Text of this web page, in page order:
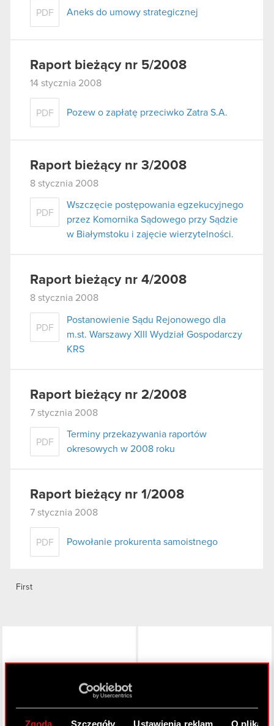
Zgoda Szczegóły Ustawienia reklam O
PDF Aneks do umowy strategicznej
Raport bieżący nr 5/2008
14 stycznia 2008
PDF Pozew o zapłatę przeciwko Zatra S.A.
Raport bieżący nr 3/2008
8 stycznia 2008
PDF
Wszczęcie postępowania egzekucyjnego
przez Komornika Sądowego przy Sądzie
w Białymstoku i zajęcie wierzytelności.
Raport bieżący nr 4/2008
8 stycznia 2008
PDF
Postanowienie Sądu Rejonowego dla
m.st. Warszawy XIII Wydział Gospodarczy
KRS
Raport bieżący nr 2/2008
7 stycznia 2008
PDF
Terminy przekazywania raportów
okresowych w 2008 roku
Raport bieżący nr 1/2008
7 stycznia 2008
PDF Powołanie prokurenta samoistnego
First